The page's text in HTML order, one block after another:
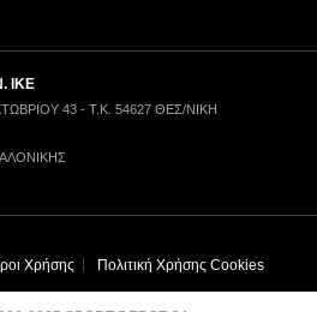
ΙΚΕ
43 - Τ.Κ. 54627 ΘΕΣ/ΝΙΚΗ
Χρήσης Πολιτική Χρήσης Cookies